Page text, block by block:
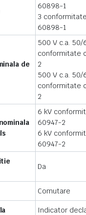
60898-1
3 conformitate
60898-1
de
500 V c.a. 50/
conformitate
2
500 V c.a. 50/
conformitate
2
6 kV
60947-2
6 kV
60947-2
Da
Comutare
Indicator